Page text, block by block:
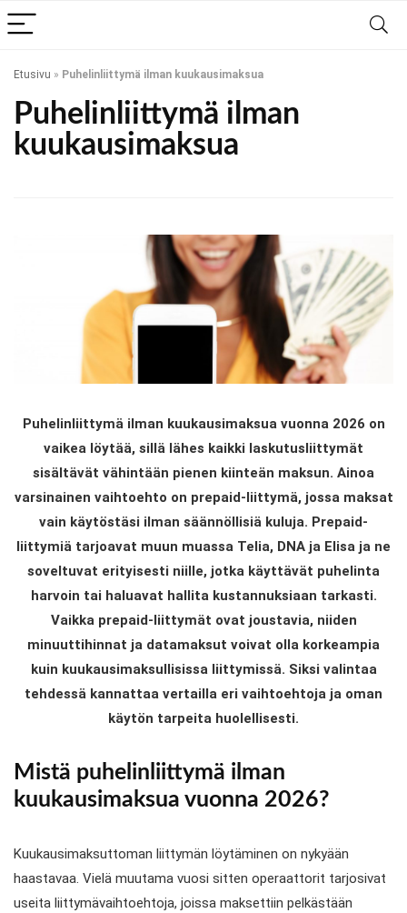
Etusivu » Puhelinliittymä ilman kuukausimaksua
Puhelinliittymä ilman
kuukausimaksua
Puhelinliittymä ilman kuukausimaksua vuonna 2026 on
vaikea löytää, sillä lähes kaikki laskutusliittymät
sisältävät vähintään pienen kiinteän maksun. Ainoa
varsinainen vaihtoehto on prepaid-liittymä, jossa maksat
vain käytöstäsi ilman säännöllisiä kuluja. Prepaid-
liittymiä tarjoavat muun muassa Telia, DNA ja Elisa ja ne
soveltuvat erityisesti niille, jotka käyttävät puhelinta
harvoin tai haluavat hallita kustannuksiaan tarkasti.
Vaikka prepaid-liittymät ovat joustavia, niiden
minuuttihinnat ja datamaksut voivat olla korkeampia
kuin kuukausimaksullisissa liittymissä. Siksi valintaa
tehdessä kannattaa vertailla eri vaihtoehtoja ja oman
käytön tarpeita huolellisesti.
Mistä puhelinliittymä ilman
kuukausimaksua vuonna 2026?
Kuukausimaksuttoman liittymän löytäminen on nykyään
haastavaa. Vielä muutama vuosi sitten operaattorit tarjosivat
useita liittymävaihtoehtoja, joissa maksettiin pelkästään